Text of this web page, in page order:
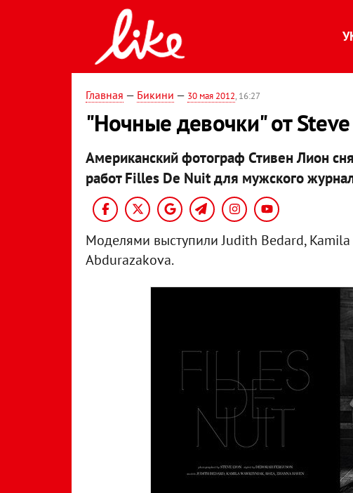
Главная — Бикини — 30 мая 2012, 16:27
"Ночные девочки" от
Американский фотограф Стивен Лион
работ Filles De Nuit для мужского
Моделями выступили Judith Bedard,
Abdurazakova.